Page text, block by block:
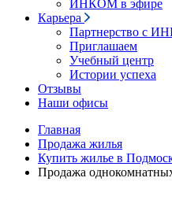
ИНКОМ в эфире
Карьера
Партнерство с
Приглашаем
Учебный центр
Истории успеха
Отзывы
Наши офисы
Главная
Продажа жилья
Купить жилье в
Продажа